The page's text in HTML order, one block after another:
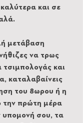
και σε
μετάβαση
να τρως
τσιμπολογάς και
καταλαβαίνεις
του 8ωρου ή η
την πρώτη μέρα
υπομονή σου, τα